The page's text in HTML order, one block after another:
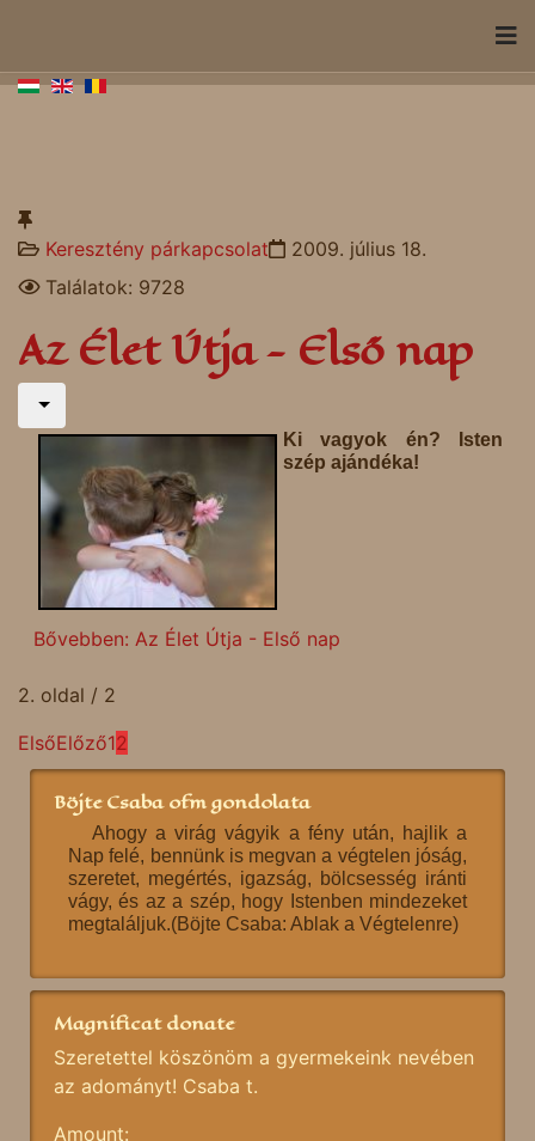
Keresztény párkapcsolat
2009. július 18.
Találatok: 9728
Az Élet Útja - Első nap
Ki vagyok én? Isten
szép ajándéka!
Bővebben: Az Élet Útja - Első nap
2. oldal / 2
ElsőElőző12
Böjte Csaba ofm gondolata
Ahogy a virág vágyik a fény után, hajlik a
Nap felé, bennünk is megvan a végtelen jóság,
szeretet, megértés, igazság, bölcsesség iránti
vágy, és az a szép, hogy Istenben mindezeket
megtaláljuk.(Böjte Csaba: Ablak a Végtelenre)
Magnificat donate
Szeretettel köszönöm a gyermekeink nevében
az adományt! Csaba t.
Amount: